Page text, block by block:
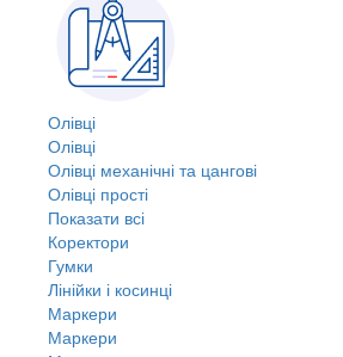
Олівці
Олівці
Олівці механічні та цангові
Олівці прості
Показати всі
Коректори
Гумки
Лінійки і косинці
Маркери
Маркери